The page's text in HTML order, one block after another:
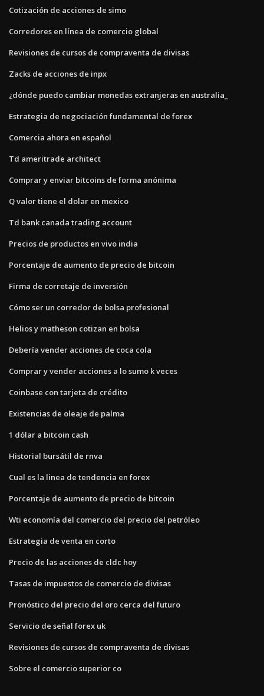
Cotización de acciones de simo
Corredores en línea de comercio global
Revisiones de cursos de compraventa de divisas
Zacks de acciones de inpx
¿dónde puedo cambiar monedas extranjeras en australia_
Estrategia de negociación fundamental de forex
Comercia ahora en español
Td ameritrade architect
Comprar y enviar bitcoins de forma anónima
Q valor tiene el dolar en mexico
Td bank canada trading account
Precios de productos en vivo india
Porcentaje de aumento de precio de bitcoin
Firma de corretaje de inversión
Cómo ser un corredor de bolsa profesional
Helios y matheson cotizan en bolsa
Debería vender acciones de coca cola
Comprar y vender acciones a lo sumo k veces
Coinbase con tarjeta de crédito
Existencias de oleaje de palma
1 dólar a bitcoin cash
Historial bursátil de rnva
Cual es la linea de tendencia en forex
Porcentaje de aumento de precio de bitcoin
Wti economía del comercio del precio del petróleo
Estrategia de venta en corto
Precio de las acciones de cldc hoy
Tasas de impuestos de comercio de divisas
Pronóstico del precio del oro cerca del futuro
Servicio de señal forex uk
Revisiones de cursos de compraventa de divisas
Sobre el comercio superior co